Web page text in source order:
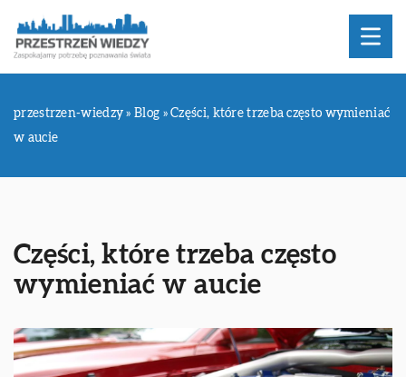
przestrzen-wiedzy »Blog »Części, które trzeba często wymieniać
w aucie
Części, które trzeba często
wymieniać w aucie